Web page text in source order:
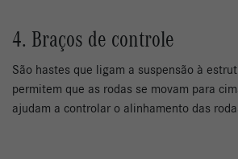
4. Braços de controle
São hastes que ligam a suspensão à
permitem que as rodas se movam para
ajudam a controlar o alinhamento das